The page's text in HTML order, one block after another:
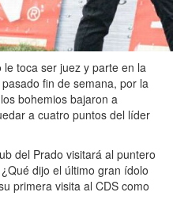
toca ser juez y parte en la
fin de semana, por la
bohemios bajaron a
a cuatro puntos del líder
del Prado visitará al puntero
dijo el último gran ídolo
primera visita al CDS como